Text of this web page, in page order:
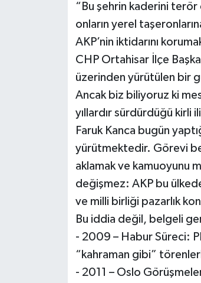
“Bu şehrin kaderini terör
onların yerel
AKP’nin iktidarını
CHP Ortahisar İlçe
üzerinden yürütülen bir
Ancak biz biliyoruz ki
yıllardır sürdürdüğü kirli
Faruk Kanca bugün
yürütmektedir. Görevi
aklamak ve kamuoyunu
değişmez: AKP bu
ve milli birliği pazarlık
Bu iddia değil, belgeli
- 2009 – Habur Süreci:
“kahraman gibi”
- 2011 – Oslo